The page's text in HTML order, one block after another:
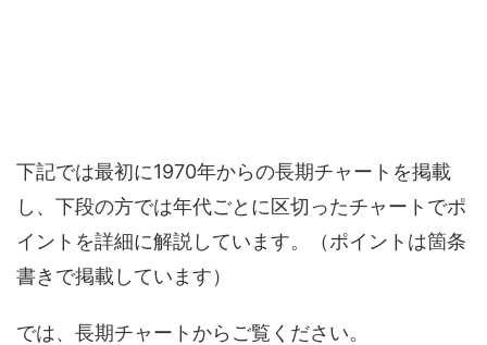
下記では最初に1970年からの長期チャートを掲載
し、下段の方では年代ごとに区切ったチャートでポ
イントを詳細に解説しています。（ポイントは箇条
書きで掲載しています）
では、長期チャートからご覧ください。